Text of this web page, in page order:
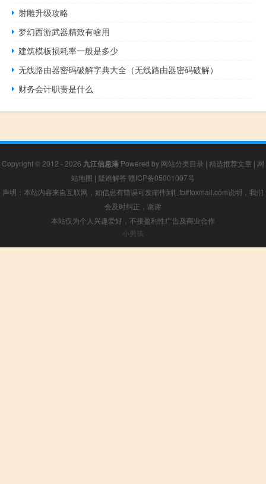
射雕升级攻略
梦幻西游武器精致有啥用
建筑模板损耗率一般是多少
无线路由器密码破解字典大全（无线路由器密码破解）
财务会计职责是什么
Copyright © 2012 - 2026 九江信息港 Powered by 网站分类目录 | 精选推荐文章 | 网
站地图 | 疑难解答 赣ICP备05001007号
声明：本站内容来自互联网，如信息有错误可发邮件到f_fb#foxmail.com说明，我们
会及时纠正，谢谢
本站仅为个人兴趣爱好，不接盈利性广告及商业合作
小男孩